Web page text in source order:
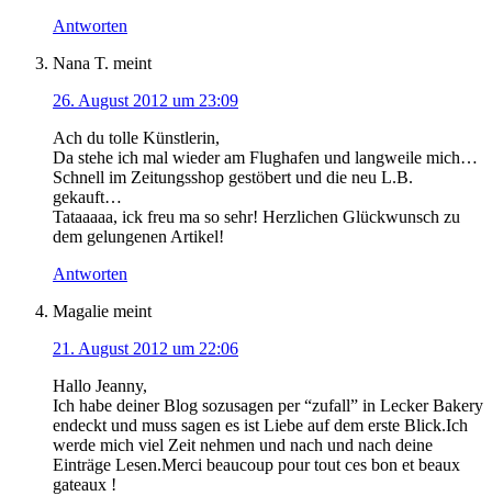
Antworten
Nana T. meint
26. August 2012 um 23:09
Ach du tolle Künstlerin,
Da stehe ich mal wieder am Flughafen und langweile mich…
Schnell im Zeitungsshop gestöbert und die neu L.B.
gekauft…
Tataaaaa, ick freu ma so sehr! Herzlichen Glückwunsch zu
dem gelungenen Artikel!
Antworten
Magalie meint
21. August 2012 um 22:06
Hallo Jeanny,
Ich habe deiner Blog sozusagen per “zufall” in Lecker Bakery
endeckt und muss sagen es ist Liebe auf dem erste Blick.Ich
werde mich viel Zeit nehmen und nach und nach deine
Einträge Lesen.Merci beaucoup pour tout ces bon et beaux
gateaux !